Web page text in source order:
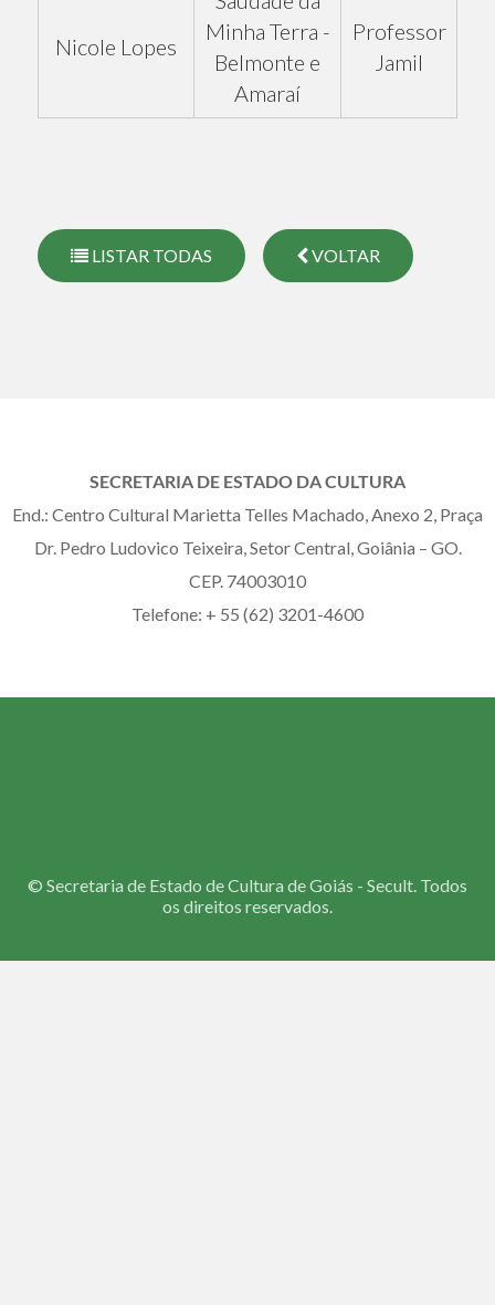
Nicole Lopes
Minha Terra -
Belmonte e
Amaraí
Professor
Jamil
LISTAR TODAS VOLTAR
SECRETARIA DE ESTADO DA CULTURA
End.: Centro Cultural Marietta Telles Machado, Anexo 2, Praça
Dr. Pedro Ludovico Teixeira, Setor Central, Goiânia – GO.
CEP. 74003010
Telefone: + 55 (62) 3201-4600
© Secretaria de Estado de Cultura de Goiás - Secult. Todos
os direitos reservados.